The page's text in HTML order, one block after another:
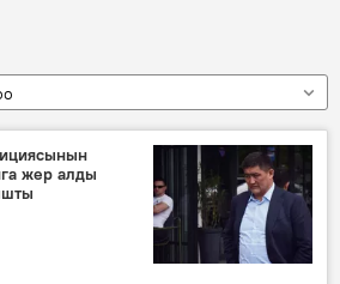
жер алды